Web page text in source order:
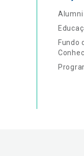
Alumni
Fundo